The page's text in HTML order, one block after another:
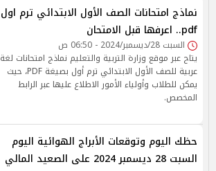
نماذج امتحانات الصف الأول الابتدائي ترم اول
pdf.. اعرفها قبل الامتحان
السبت 28/ديسمبر/2024 - 06:50 ص
يتاح عبر موقع وزارة التربية والتعليم نماذج امتحانات لغة
عربية للصف الأول الابتدائي ترم أول بصيغة PDF، حيث
يمكن للطلاب وأولياء الأمور الاطلاع عليها عبر الرابط
المخصص.
حظك اليوم وتوقعات الأبراج الهوائية اليوم
السبت 28 ديسمبر 2024 على الصعيد المالي